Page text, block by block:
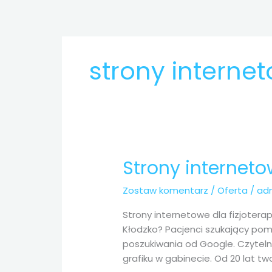
strony
Strony
Zostaw komentarz /Oferta /
Strony internetowe dla
Kłodzko? Pacjenci szukający
poszukiwania od Google.
grafiku w gabinecie. Od 20 lat
Strony
internetowe
dla
i
masażystów
Kłodzko